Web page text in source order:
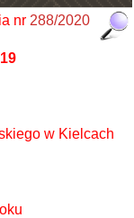
nr 288/2020
w Kielcach